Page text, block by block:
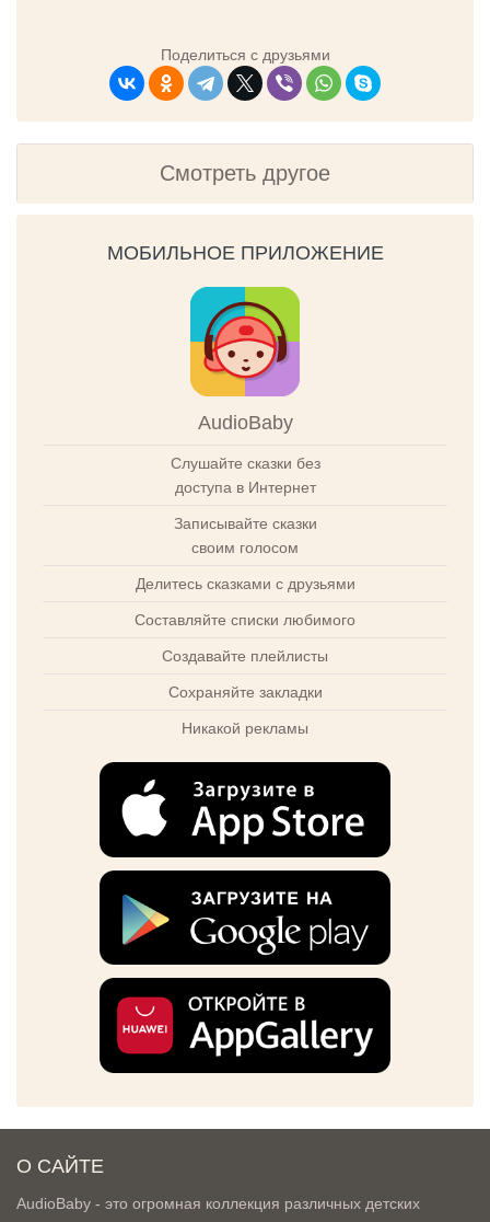
Поделиться с друзьями
Смотреть другое
МОБИЛЬНОЕ ПРИЛОЖЕНИЕ
AudioBaby
Слушайте сказки без
доступа в Интернет
Записывайте сказки
своим голосом
Делитесь сказками с друзьями
Составляйте списки любимого
Создавайте плейлисты
Сохраняйте закладки
Никакой рекламы
О САЙТЕ
AudioBaby - это огромная коллекция различных детских